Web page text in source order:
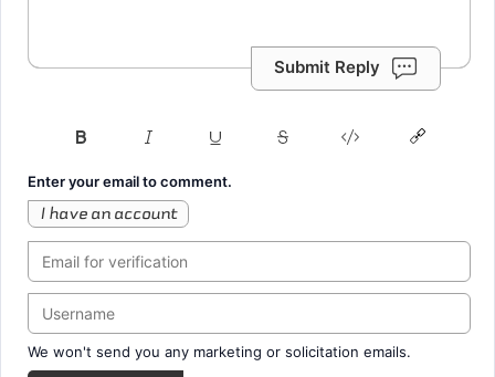
Submit Reply
Enter your email to comment.
I have an account
We won't send you any marketing or solicitation emails.